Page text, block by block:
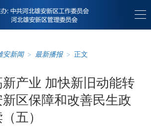
安新闻 > 最新播报 > 正文
产业 加快新旧动能转
区保障和改善民生政
五）